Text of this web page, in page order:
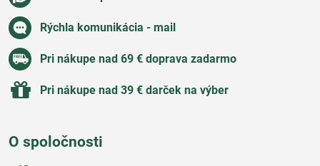
Rýchla komunikácia - mail
Pri nákupe nad 69 € doprava zadarmo
Pri nákupe nad 39 € darček na výber
O spoločnosti